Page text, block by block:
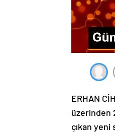
ERHAN
üzerinden
çıkan yeni